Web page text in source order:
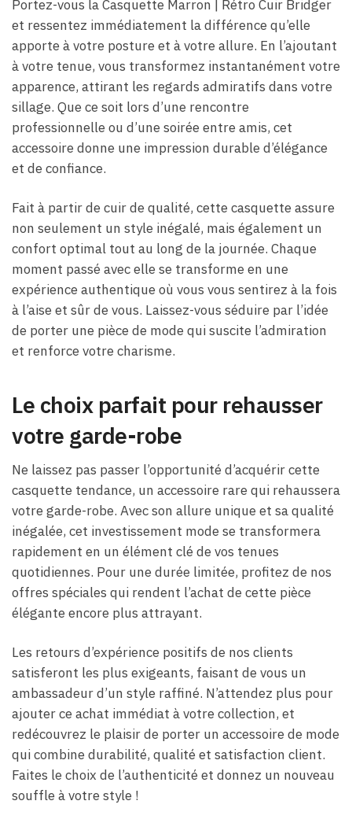
Portez-vous la Casquette Marron | Rétro Cuir Bridger
et ressentez immédiatement la différence qu’elle
apporte à votre posture et à votre allure. En l’ajoutant
à votre tenue, vous transformez instantanément votre
apparence, attirant les regards admiratifs dans votre
sillage. Que ce soit lors d’une rencontre
professionnelle ou d’une soirée entre amis, cet
accessoire donne une impression durable d’élégance
et de confiance.
Fait à partir de cuir de qualité, cette casquette assure
non seulement un style inégalé, mais également un
confort optimal tout au long de la journée. Chaque
moment passé avec elle se transforme en une
expérience authentique où vous vous sentirez à la fois
à l’aise et sûr de vous. Laissez-vous séduire par l’idée
de porter une pièce de mode qui suscite l’admiration
et renforce votre charisme.
Le choix parfait pour rehausser
votre garde-robe
Ne laissez pas passer l’opportunité d’acquérir cette
casquette tendance, un accessoire rare qui rehaussera
votre garde-robe. Avec son allure unique et sa qualité
inégalée, cet investissement mode se transformera
rapidement en un élément clé de vos tenues
quotidiennes. Pour une durée limitée, profitez de nos
offres spéciales qui rendent l’achat de cette pièce
élégante encore plus attrayant.
Les retours d’expérience positifs de nos clients
satisferont les plus exigeants, faisant de vous un
ambassadeur d’un style raffiné. N’attendez plus pour
ajouter ce achat immédiat à votre collection, et
redécouvrez le plaisir de porter un accessoire de mode
qui combine durabilité, qualité et satisfaction client.
Faites le choix de l’authenticité et donnez un nouveau
souffle à votre style !